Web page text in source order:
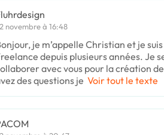
novembre à 16:48
je m’appelle Christian et je
depuis plusieurs années. Je
avec vous pour la création
des questions je Voir tout le texte